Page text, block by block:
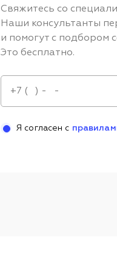
Свяжитесь со
Наши консультанты
и помогут с подбором
Это бесплатно.
Я согласен с